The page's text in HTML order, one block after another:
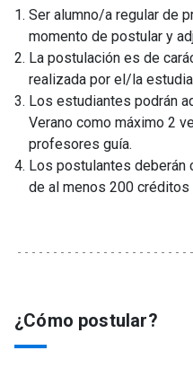
Ser alumno/a regular de
momento de postular y
La postulación es de
realizada por el/la
Los estudiantes podrán
Verano como máximo 2
profesores guía.
Los postulantes deberán
de al menos 200 créditos
¿Cómo postular?